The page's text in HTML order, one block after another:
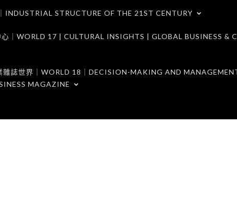
INDUSTRIAL STRUCTURE OF THE 21ST CENTURY
｜WORLD 17 | CULTURAL INSIGHTS | GLOBAL BUSINESS &
雜誌世界｜WORLD 18｜DECISION-MAKING AND
MAGAZINE